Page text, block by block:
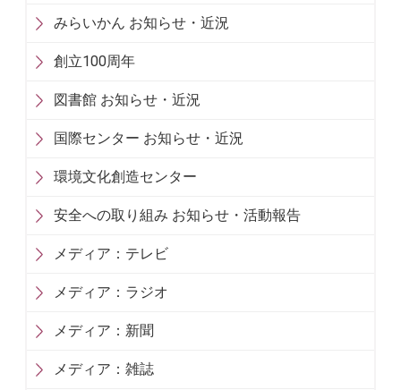
みらいかん お知らせ・近況
創立100周年
図書館 お知らせ・近況
国際センター お知らせ・近況
環境文化創造センター
安全への取り組み お知らせ・活動報告
メディア：テレビ
メディア：ラジオ
メディア：新聞
メディア：雑誌